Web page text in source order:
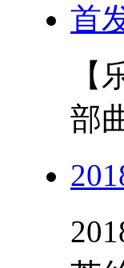
首
部